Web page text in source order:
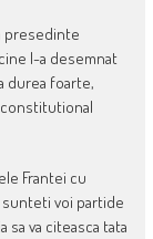
presedinte
l-a desemnat
durea foarte,
constitutional
Frantei cu
sunteti voi partide
sa va citeasca tata